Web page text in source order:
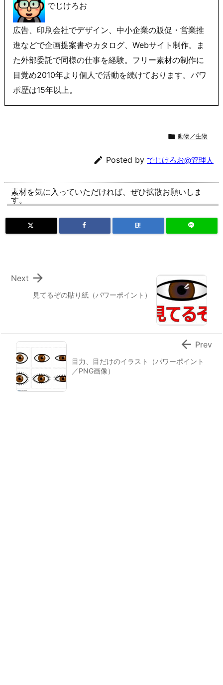
でじけろお
広告、印刷会社でデザイン、中小企業の販促・営業推
進などで企画提案書やカタログ、Webサイト制作。ま
た外部委託で同様の仕事を経験。フリー素材の制作に
目覚め2010年より個人で活動を続けております。パワ
ポ歴は15年以上。
 動物／生物
 Posted by でじけろお@管理人
素材を気に入っていただければ、ぜひ拡散お願いしま
す。
B!
見てるぞの貼り紙（パワーポイント）

Next
目力、目だけのイラスト（パワーポイント
／PNG画像）
 Prev